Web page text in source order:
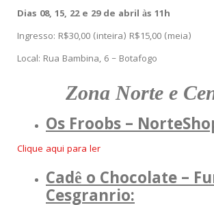
Dias 08, 15, 22 e 29 de abril às 11h
Ingresso: R$30,00 (inteira) R$15,00 (meia)
Local: Rua Bambina, 6 – Botafogo
Zona Norte e
Os Froobs –
Clique aqui para ler
Cadê o Chocolate –
Cesgranrio: